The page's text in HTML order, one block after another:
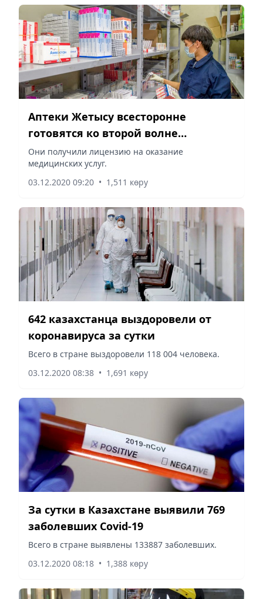
Аптеки Жетысу всесторонне
готовятся ко второй волне
пандемии
Они получили лицензию на оказание
медицинских услуг.
03.12.2020 09:20 • 1,511 көру
642 казахстанца выздоровели от
коронавируса за сутки
Всего в стране выздоровели 118 004 человека.
03.12.2020 08:38 • 1,691 көру
За сутки в Казахстане выявили 769
заболевших Covid-19
Всего в стране выявлены 133887 заболевших.
03.12.2020 08:18 • 1,388 көру